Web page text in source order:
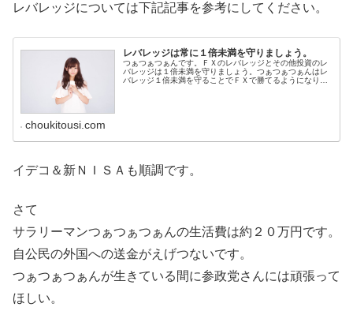
レバレッジについては下記記事を参考にしてください。
レバレッジは常に１倍未満を守りましょう。
つぁつぁつぁんです。ＦＸのレバレッジとその他投資のレ
バレッジは１倍未満を守りましょう。つぁつぁつぁんはレ
バレッジ１倍未満を守ることでＦＸで勝てるようになりま
choukitousi.com
イデコ＆新ＮＩＳＡも順調です。
さて
サラリーマンつぁつぁつぁんの生活費は約２０万円です。
自公民の外国への送金がえげつないです。
つぁつぁつぁんが生きている間に参政党さんには頑張って
ほしい。